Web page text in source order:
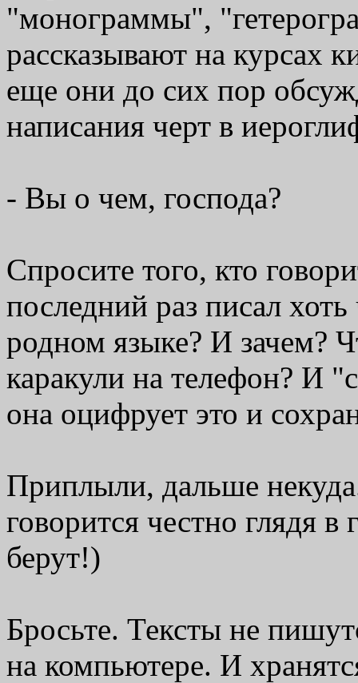
"монограммы",
рассказывают на курсах
еще они до сих пор
написания черт в
- Вы о чем, господа?
Спросите того, кто
последний раз писал
родном языке? И зачем?
каракули на телефон? И
она оцифрует это и
Приплыли, дальше
говорится честно глядя в
берут!)
Бросьте. Тексты не
на компьютере. И